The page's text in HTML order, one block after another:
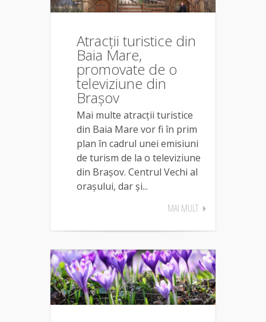
Atracții turistice din
Baia Mare,
promovate de o
televiziune din
Brașov
Mai multe atracții turistice
din Baia Mare vor fi în prim
plan în cadrul unei emisiuni
de turism de la o televiziune
din Brașov. Centrul Vechi al
orașului, dar și...
MAI MULT